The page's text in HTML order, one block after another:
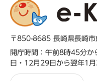
〒850-8685 長崎県長崎市
開庁時間：午前8時45分
日・12月29日から翌年1